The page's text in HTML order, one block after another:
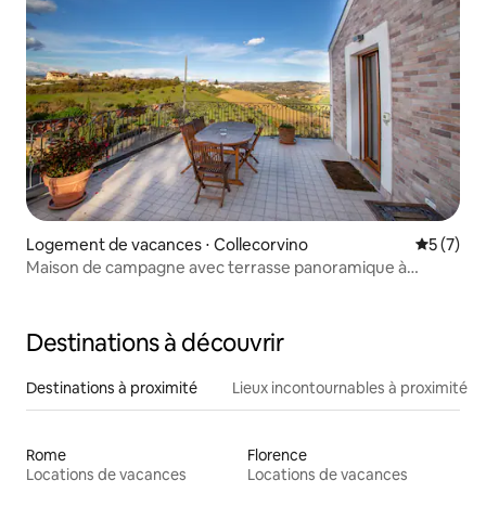
Logement de vacances ⋅ Collecorvino
5 (7)
Maison de campagne avec terrasse panoramique à
Destinations à découvrir
Destinations à proximité Lieux incontournables à proximité
Rome
Locations de vacances
Florence
Locations de vacances